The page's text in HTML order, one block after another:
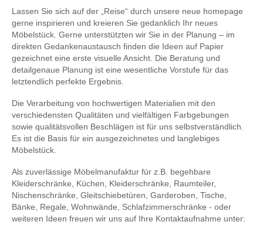
Lassen Sie sich auf der „Reise“ durch unsere neue homepage
gerne inspirieren und kreieren Sie gedanklich Ihr neues
Möbelstück. Gerne unterstützten wir Sie in der Planung – im
direkten Gedankenaustausch finden die Ideen auf Papier
gezeichnet eine erste visuelle Ansicht. Die Beratung und
detailgenaue Planung ist eine wesentliche Vorstufe für das
letztendlich perfekte Ergebnis.
Die Verarbeitung von hochwertigen Materialien mit den
verschiedensten Qualitäten und vielfältigen Farbgebungen
sowie qualitätsvollen Beschlägen ist für uns selbstverständlich.
Es ist die Basis für ein ausgezeichnetes und langlebiges
Möbelstück.
Als zuverlässige Möbelmanufaktur für z.B. begehbare
Kleiderschränke, Küchen, Kleiderschränke, Raumteiler,
Nischenschränke, Gleitschiebetüren, Garderoben, Tische,
Bänke, Regale, Wohnwände, Schlafzimmerschränke - oder
weiteren Ideen freuen wir uns auf Ihre Kontaktaufnahme unter: